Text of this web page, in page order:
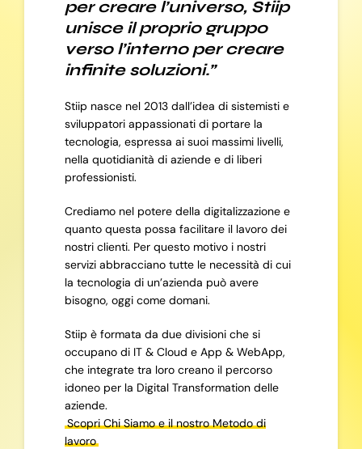
per creare l’universo, Stiip
unisce il proprio gruppo
verso l’interno per creare
infinite soluzioni.”
Stiip nasce nel 2013 dall’idea di sistemisti e
sviluppatori appassionati di portare la
tecnologia, espressa ai suoi massimi livelli,
nella quotidianità di aziende e di liberi
professionisti.
Crediamo nel potere della digitalizzazione e
quanto questa possa facilitare il lavoro dei
nostri clienti. Per questo motivo i nostri
servizi abbracciano tutte le necessità di cui
la tecnologia di un’azienda può avere
bisogno, oggi come domani.
Stiip è formata da due divisioni che si
occupano di IT & Cloud e App & WebApp,
che integrate tra loro creano il percorso
idoneo per la Digital Transformation delle
aziende.
Scopri Chi Siamo e il nostro Metodo di
lavoro